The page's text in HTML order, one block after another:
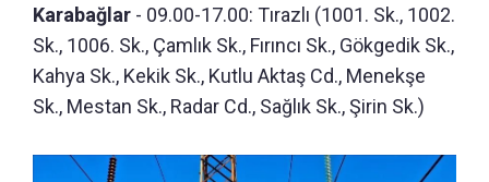
Karabağlar - 09.00-17.00: Tırazlı (1001. Sk., 1002.
Sk., 1006. Sk., Çamlık Sk., Fırıncı Sk., Gökgedik Sk.,
Kahya Sk., Kekik Sk., Kutlu Aktaş Cd., Menekşe
Sk., Mestan Sk., Radar Cd., Sağlık Sk., Şirin Sk.)